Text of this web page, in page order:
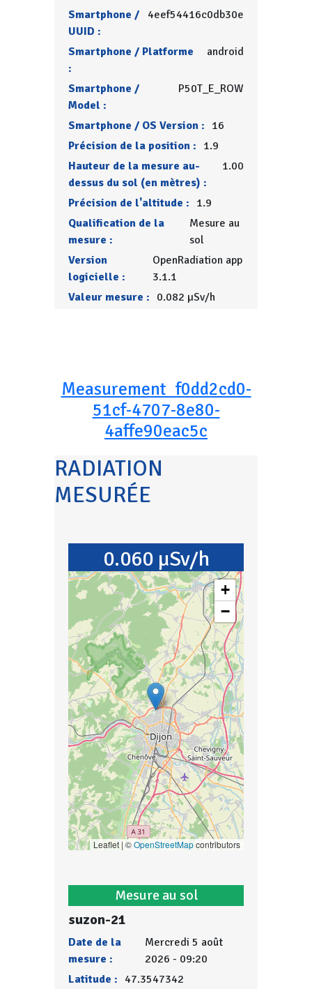
Smartphone /
UUID :
4eef54416c0db30e
Smartphone / Platforme
:
android
Smartphone /
Model :
P50T_E_ROW
Smartphone / OS Version : 16
Précision de la position : 1.9
Hauteur de la mesure au-
dessus du sol (en mètres) :
1.00
Précision de l'altitude : 1.9
Qualification de la
mesure :
Mesure au
sol
Version
logicielle :
OpenRadiation app
3.1.1
Valeur mesure : 0.082 µSv/h
Measurement_f0dd2cd0-
51cf-4707-8e80-
4affe90eac5c
RADIATION
MESURÉE
0.060 µSv/h
+
−
Leaflet | ©OpenStreetMapcontributors
Mesure au sol
suzon-21
Date de la
mesure :
Mercredi 5 août
2026 - 09:20
Latitude : 47.3547342